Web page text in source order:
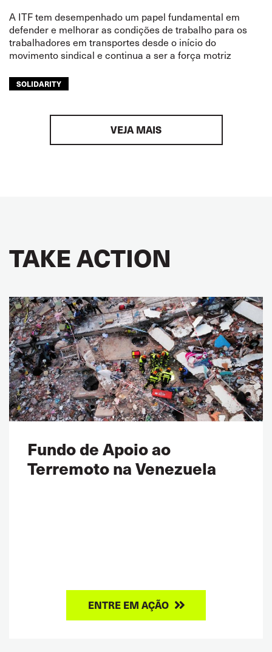
A ITF tem desempenhado um papel fundamental em
defender e melhorar as condições de trabalho para os
trabalhadores em transportes desde o início do
movimento sindical e continua a ser a força motriz
SOLIDARITY
VEJA MAIS
TAKE ACTION
Fundo de Apoio ao
Terremoto na Venezuela
ENTRE EM AÇÃO